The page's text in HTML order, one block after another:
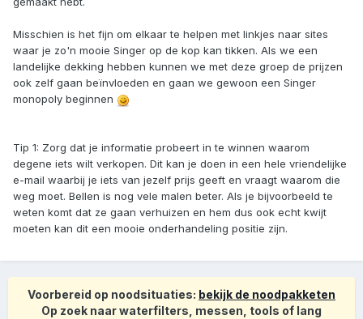
Misschien is het fijn om elkaar te helpen met linkjes naar sites
waar je zo'n mooie Singer op de kop kan tikken. Als we een
landelijke dekking hebben kunnen we met deze groep de prijzen
ook zelf gaan beïnvloeden en gaan we gewoon een Singer
monopoly beginnen
Tip 1: Zorg dat je informatie probeert in te winnen waarom
degene iets wilt verkopen. Dit kan je doen in een hele vriendelijke
e-mail waarbij je iets van jezelf prijs geeft en vraagt waarom die
weg moet. Bellen is nog vele malen beter. Als je bijvoorbeeld te
weten komt dat ze gaan verhuizen en hem dus ook echt kwijt
moeten kan dit een mooie onderhandeling positie zijn.
Voorbereid op noodsituaties: bekijk de noodpakketen
Op zoek naar waterfilters, messen, tools of lang